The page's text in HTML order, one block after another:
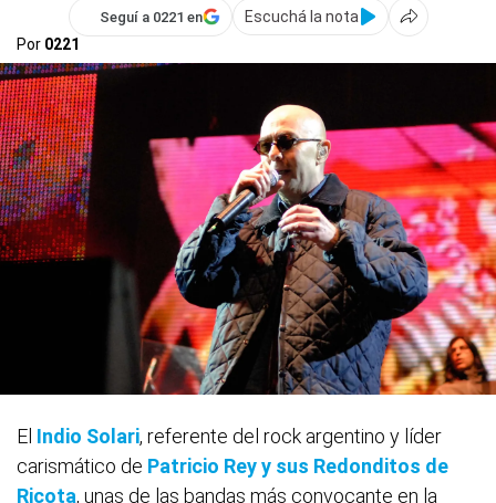
Seguí a 0221 en
Escuchá la nota
Por 0221
El Indio Solari, referente del rock argentino y líder
carismático de Patricio Rey y sus Redonditos de
Ricota, unas de las bandas más convocante en la